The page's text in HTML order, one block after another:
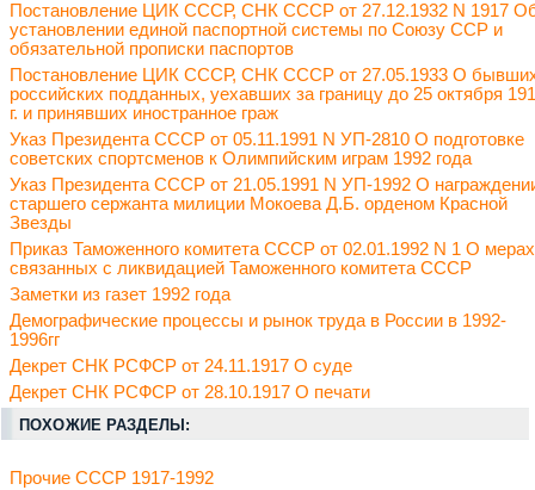
Постановление ЦИК СССР, СНК СССР от 27.12.1932 N 1917
установлении единой паспортной системы по Союзу ССР и
обязательной прописки паспортов
Постановление ЦИК СССР, СНК СССР от 27.05.1933 О
российских подданных, уехавших за границу до 25 октября
г. и принявших иностранное граж
Указ Президента СССР от 05.11.1991 N УП-2810 О подготовке
советских спортсменов к Олимпийским играм 1992 года
Указ Президента СССР от 21.05.1991 N УП-1992 О
старшего сержанта милиции Мокоева Д.Б. орденом Красной
Звезды
Приказ Таможенного комитета СССР от 02.01.1992 N 1 О
связанных с ликвидацией Таможенного комитета СССР
Заметки из газет 1992 года
Демографические процессы и рынок труда в России в 1992-
1996гг
Декрет СНК РСФСР от 24.11.1917 О суде
Декрет СНК РСФСР от 28.10.1917 О печати
ПОХОЖИЕ РАЗДЕЛЫ:
Прочие СССР 1917-1992